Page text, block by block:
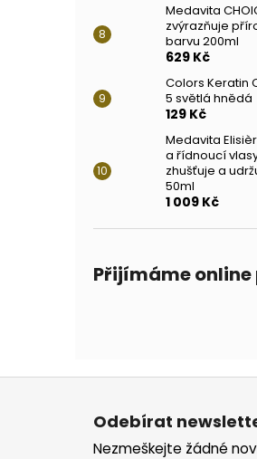
Medavita
zvýrazňuje
barvu 200ml
629 Kč
Colors Keratin
5 světlá hnědá
129 Kč
Medavita
a řídnoucí
zhušťuje a
50ml
1 009 Kč
Přijímáme
Z
Odebírat
Nezmeškejte žádné